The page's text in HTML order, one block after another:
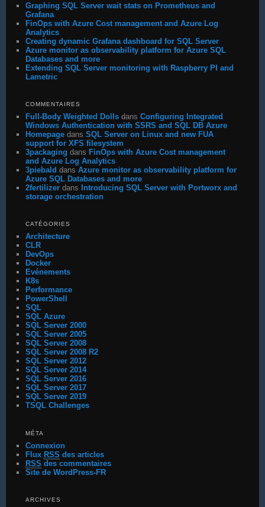
Graphing SQL Server wait stats on Prometheus and
Grafana
FinOps with Azure Cost management and Azure Log
Analytics
Creating dynamic Grafana dashboard for SQL Server
Azure monitor as observability platform for Azure SQL
Databases and more
Extending SQL Server monitoring with Raspberry PI and
Lametric
COMMENTAIRES
Full-Body Weighted Dollsdans Configuring Integrated
Windows Authentication with SSRS and SQL DB Azure
Homepagedans SQL Server on Linux and new FUA
support for XFS filesystem
3packaging dans FinOps with Azure Cost management
and Azure Log Analytics
3piebald dans Azure monitor as observability platform for
Azure SQL Databases and more
2fertilizerdans
Introducing SQL Server with Portworx and
storage orchestration
CATÉGORIES
Architecture
CLR
DevOps
Docker
Evénements
K8s
Performance
PowerShell
SQL
SQL Azure
SQL Server 2000
SQL Server 2005
SQL Server 2008
SQL Server 2008 R2
SQL Server 2012
SQL Server 2014
SQL Server 2016
SQL Server 2017
SQL Server 2019
TSQL Challenges
MÉTA
Connexion
Flux RSS des articles
RSS des commentaires
Site de WordPress-FR
ARCHIVES